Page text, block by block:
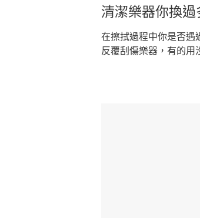
清潔樂器你換過
在擦拭過程中你是否遇
反覆刮傷樂器，有的用